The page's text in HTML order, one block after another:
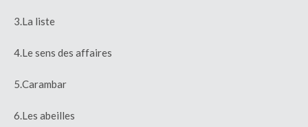
3.La liste
4.Le sens des affaires
5.Carambar
6.Les abeilles